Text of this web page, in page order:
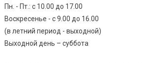
Пн. - Пт.: с 10.00 до 17.00
Воскресенье - с 9.00 до 16.00
(в летний период - выходной)
Выходной день – суббота